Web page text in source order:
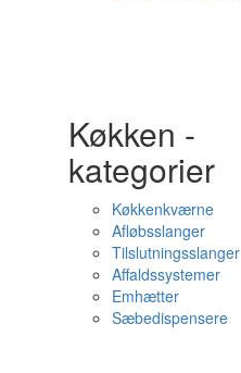
Køkken -
kategorier
Køkkenkværne
Afløbsslanger
Tilslutningsslanger
Affaldssystemer
Emhætter
Sæbedispensere